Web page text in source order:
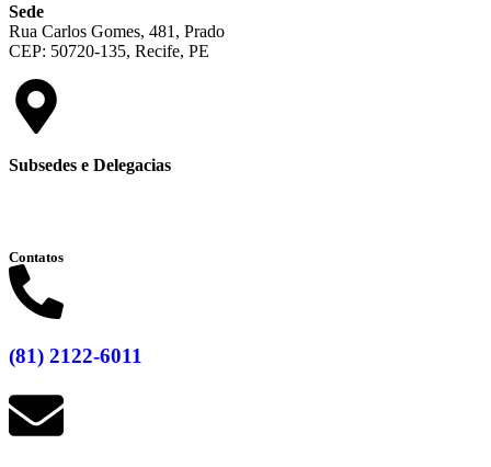
Sede
Rua Carlos Gomes, 481, Prado
CEP: 50720-135, Recife, PE
Subsedes e Delegacias
Contatos
(81) 2122-6011